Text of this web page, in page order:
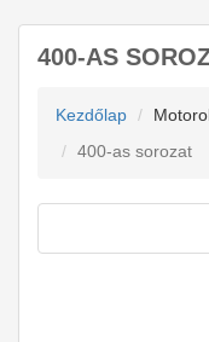
400-AS
Kezdőlap
400-as sorozat